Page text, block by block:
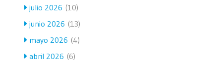
julio 2026 (10)
junio 2026 (13)
mayo 2026 (4)
abril 2026 (6)